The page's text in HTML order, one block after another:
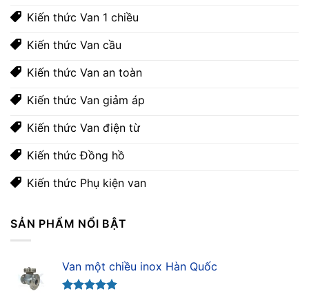
Kiến thức Van 1 chiều
Kiến thức Van cầu
Kiến thức Van an toàn
Kiến thức Van giảm áp
Kiến thức Van điện từ
Kiến thức Đồng hồ
Kiến thức Phụ kiện van
SẢN PHẨM NỔI BẬT
Van một chiều inox Hàn Quốc